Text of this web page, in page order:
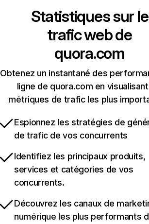
Statistiques sur le
trafic web de
quora.com
Obtenez un instantané des
ligne de quora.com en
métriques de trafic les plus
Espionnez les stratégies de
de trafic de vos concurrents
Identifiez les principaux produits,
services et catégories de vos
concurrents.
Découvrez les canaux de
numérique les plus performants